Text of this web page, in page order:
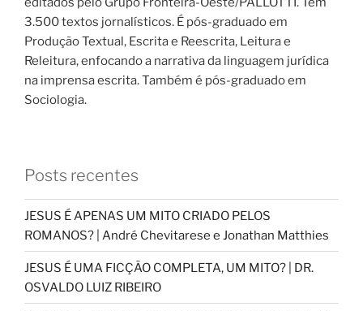
3.500 textos jornalísticos. É pós-graduado em
Produção Textual, Escrita e Reescrita, Leitura e
Releitura, enfocando a narrativa da linguagem jurídica
na imprensa escrita. Também é pós-graduado em
Sociologia.
Posts recentes
JESUS É APENAS UM MITO CRIADO PELOS
ROMANOS? | André Chevitarese e Jonathan Matthies
JESUS É UMA FICÇÃO COMPLETA, UM MITO? | DR.
OSVALDO LUIZ RIBEIRO